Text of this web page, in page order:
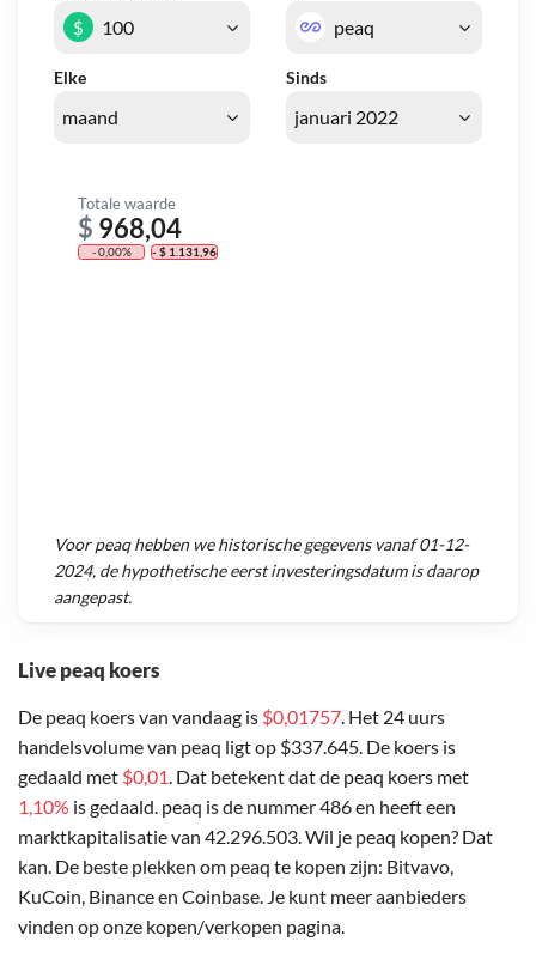
Live peaq koers
De peaq koers van vandaag is $0,01757. Het 24 uurs
handelsvolume van peaq ligt op $337.645. De koers is
gedaald met $0,01. Dat betekent dat de peaq koers met
1,10% is gedaald. peaq is de nummer 486 en heeft een
marktkapitalisatie van 42.296.503. Wil je peaq kopen? Dat
kan. De beste plekken om peaq te kopen zijn: Bitvavo,
KuCoin, Binance en Coinbase. Je kunt meer aanbieders
vinden op onze kopen/verkopen pagina.
Elke Sinds
$
Totale waarde
$ 968,04
- 0,00% - $ 1.131,96
Voorpeaqhebben we historische gegevens vanaf01-12-
2024, de hypothetische eerst investeringsdatum is daarop
aangepast.